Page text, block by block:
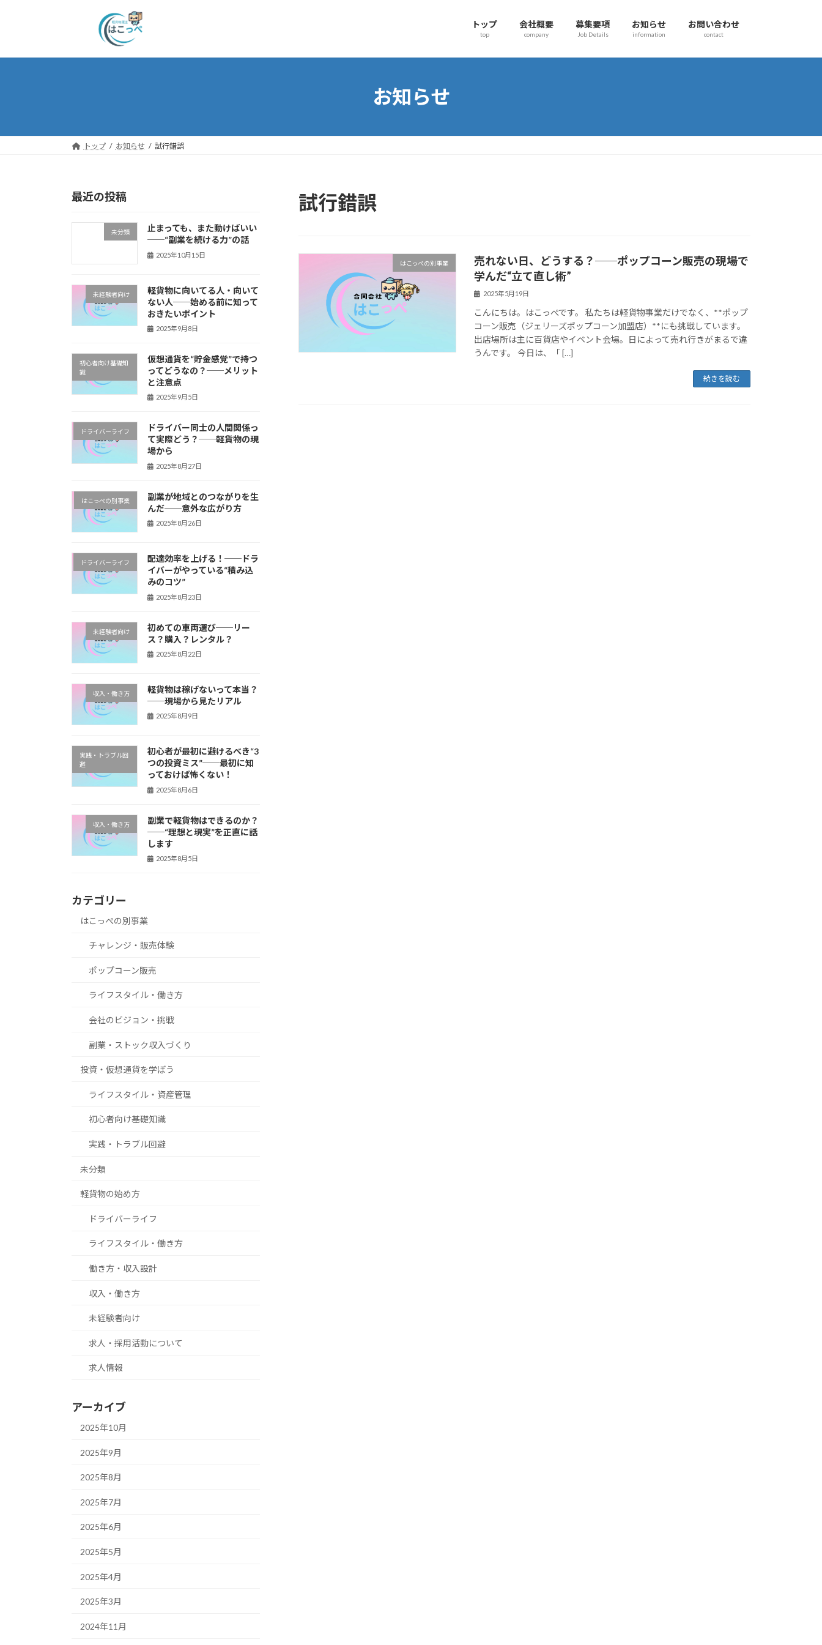
トップ
top
会社概要
company
募集要項
Job Details
お知らせ
information
お問い合わせ
contact
お知らせ
トップ お知らせ 試行錯誤
試行錯誤
はこっぺの別事業
売れない日、どうする？──ポップコーン販売の現場で
学んだ“立て直し術”
2025年5月19日
こんにちは。はこっぺです。 私たちは軽貨物事業だけでなく、**ポップ
コーン販売（ジェリーズポップコーン加盟店）**にも挑戦しています。
出店場所は主に百貨店やイベント会場。日によって売れ行きがまるで違
うんです。 今日は、「 […]
続きを読む
最近の投稿
未分類
止まっても、また動けばいい
──“副業を続ける力”の話
2025年10月15日
未経験者向け
軽貨物に向いてる人・向いて
ない人──始める前に知って
おきたいポイント
2025年9月8日
初心者向け基礎知
識
仮想通貨を“貯金感覚”で持つ
ってどうなの？──メリット
と注意点
2025年9月5日
ドライバーライフ
ドライバー同士の人間関係っ
て実際どう？──軽貨物の現
場から
2025年8月27日
はこっぺの別事業
副業が地域とのつながりを生
んだ──意外な広がり方
2025年8月26日
ドライバーライフ
配達効率を上げる！──ドラ
イバーがやっている“積み込
みのコツ”
2025年8月23日
未経験者向け
初めての車両選び──リー
ス？購入？レンタル？
2025年8月22日
収入・働き方
軽貨物は稼げないって本当？
──現場から見たリアル
2025年8月9日
実践・トラブル回
避
初心者が最初に避けるべき“3
つの投資ミス”──最初に知
っておけば怖くない！
2025年8月6日
収入・働き方
副業で軽貨物はできるのか？
──“理想と現実”を正直に話
します
2025年8月5日
カテゴリー
はこっぺの別事業
チャレンジ・販売体験
ポップコーン販売
ライフスタイル・働き方
会社のビジョン・挑戦
副業・ストック収入づくり
投資・仮想通貨を学ぼう
ライフスタイル・資産管理
初心者向け基礎知識
実践・トラブル回避
未分類
軽貨物の始め方
ドライバーライフ
ライフスタイル・働き方
働き方・収入設計
収入・働き方
未経験者向け
求人・採用活動について
求人情報
アーカイブ
2025年10月
2025年9月
2025年8月
2025年7月
2025年6月
2025年5月
2025年4月
2025年3月
2024年11月